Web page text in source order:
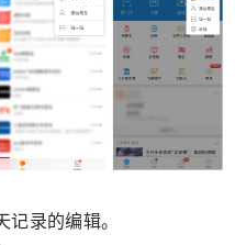
录的编辑。